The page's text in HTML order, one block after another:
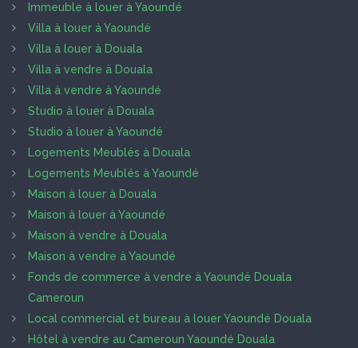
Immeuble à louer à Yaoundé
Villa à louer à Yaoundé
Villa à louer à Douala
Villa à vendre à Douala
Villa à vendre à Yaoundé
Studio à louer à Douala
Studio à louer à Yaoundé
Logements Meublés à Douala
Logements Meublés à Yaoundé
Maison à louer à Douala
Maison à louer à Yaoundé
Maison à vendre à Douala
Maison à vendre à Yaoundé
Fonds de commerce à vendre à Yaoundé Douala
Cameroun
Local commercial et bureau à louer Yaoundé Douala
Hôtel à vendre au Cameroun Yaoundé Douala